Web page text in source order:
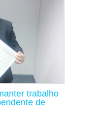
trabalho
de